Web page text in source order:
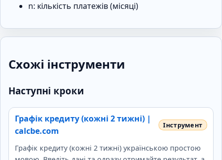
n: кількість платежів (місяці)
Схожі інструменти
Наступні кроки
Графік кредиту (кожні 2 тижні) |
calcbe.com
Графік кредиту (кожні 2 тижні) українською простою